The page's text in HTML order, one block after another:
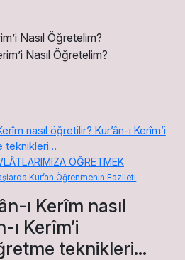
Nasıl Öğretelim?
nasıl öğretilir? Kur’ân-ı Kerîm’i
teknikleri…
ÖĞRETMEK
Kur’an Öğrenmenin Fazileti
ı Kerîm nasıl
ı Kerîm’i
teknikleri…